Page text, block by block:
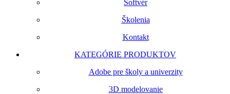
Softvér
Školenia
Kontakt
KATEGÓRIE PRODUKTOV
Adobe pre školy a univerzity
3D modelovanie